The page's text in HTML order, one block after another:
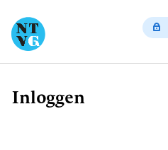
Kruimelpad
Inloggen